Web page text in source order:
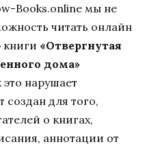
Books.online мы не
читать онлайн
книги «Отвергнутая
дома»
это нарушает
создан для того,
о книгах,
аннотации от